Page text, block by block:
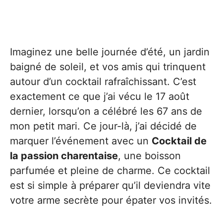
Imaginez une belle journée d’été, un jardin
baigné de soleil, et vos amis qui trinquent
autour d’un cocktail rafraîchissant. C’est
exactement ce que j’ai vécu le 17 août
dernier, lorsqu’on a célébré les 67 ans de
mon petit mari. Ce jour-là, j’ai décidé de
marquer l’événement avec un Cocktail de
la passion charentaise, une boisson
parfumée et pleine de charme. Ce cocktail
est si simple à préparer qu’il deviendra vite
votre arme secrète pour épater vos invités.